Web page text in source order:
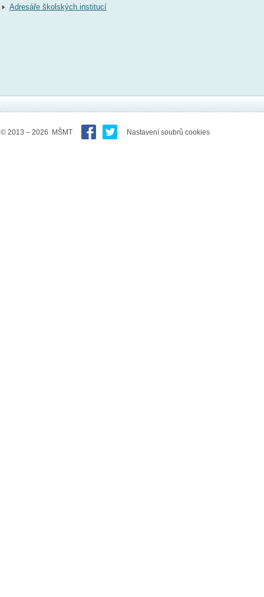
Adresáře školských institucí
© 2013 – 2026 MŠMT Nastavení soubrů cookies